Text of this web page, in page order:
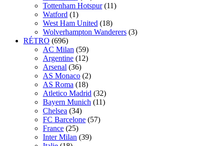
Tottenham Hotspur (11)
Watford (1)
West Ham United (18)
Wolverhampton Wanderers (3)
RÉTRO (696)
AC Milan (59)
Argentine (12)
Arsenal (36)
AS Monaco (2)
AS Roma (18)
Atletico Madrid (32)
Bayern Munich (11)
Chelsea (34)
FC Barcelone (57)
France (25)
Inter Milan (39)